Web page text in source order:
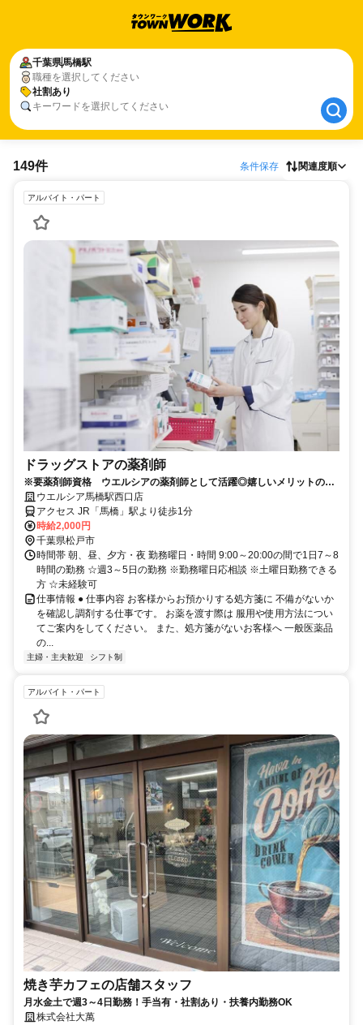
千葉県馬橋駅
職種を選択してください
社割あり
キーワードを選択してください
千葉県馬橋駅
社割あり
149件 条件保存 関連度順
アルバイト・パート
ドラッグストアの薬剤師
※要薬剤師資格 ウエルシアの薬剤師として活躍◎嬉しいメリットの多
いパートスタッフ大募集！
ウエルシア馬橋駅西口店
アクセス JR「馬橋」駅より徒歩1分
時給2,000円
千葉県松戸市
時間帯 朝、昼、夕方・夜 勤務曜日・時間 9:00～20:00の間で1日7～8
時間の勤務 ☆週3～5日の勤務 ※勤務曜日応相談 ※土曜日勤務できる
方 ☆未経験可
仕事情報 ● 仕事内容 お客様からお預かりする処方箋に 不備がないか
を確認し調剤する仕事です。 お薬を渡す際は 服用や使用方法につい
てご案内をしてください。 また、処方箋がないお客様へ 一般医薬品
の...
主婦・主夫歓迎 シフト制
アルバイト・パート
焼き芋カフェの店舗スタッフ
月水金土で週3～4日勤務！手当有・社割あり・扶養内勤務OK
株式会社大萬